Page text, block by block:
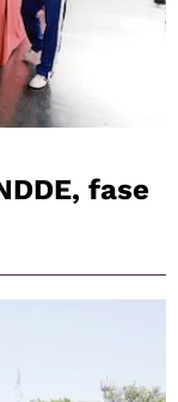
fase